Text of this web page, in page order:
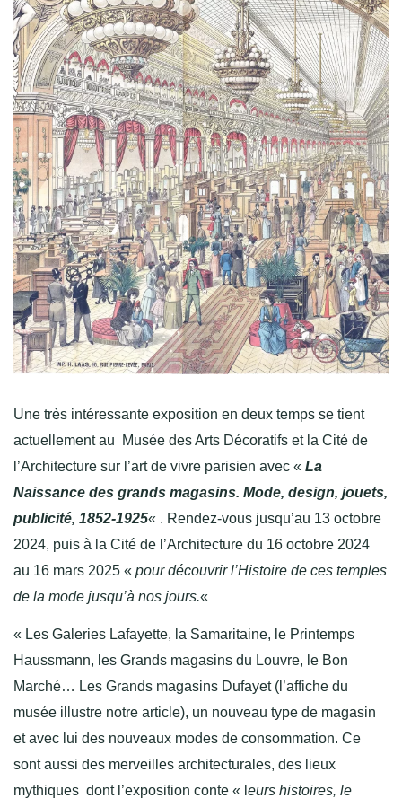
Une très intéressante exposition en deux temps se tient
actuellement au Musée des Arts Décoratifs et la Cité de
l’Architecture sur l’art de vivre parisien avec « La
Naissance des grands magasins. Mode, design, jouets,
publicité, 1852-1925« . Rendez-vous jusqu’au 13 octobre
2024, puis à la Cité de l’Architecture du 16 octobre 2024
au 16 mars 2025 « pour découvrir l’Histoire de ces temples
de la mode jusqu’à nos jours.«
« Les Galeries Lafayette, la Samaritaine, le Printemps
Haussmann, les Grands magasins du Louvre, le Bon
Marché… Les Grands magasins Dufayet (l’affiche du
musée illustre notre article), un nouveau type de magasin
et avec lui des nouveaux modes de consommation. Ce
sont aussi des merveilles architecturales, des lieux
mythiques dont l’exposition conte « l eurs histoires, le